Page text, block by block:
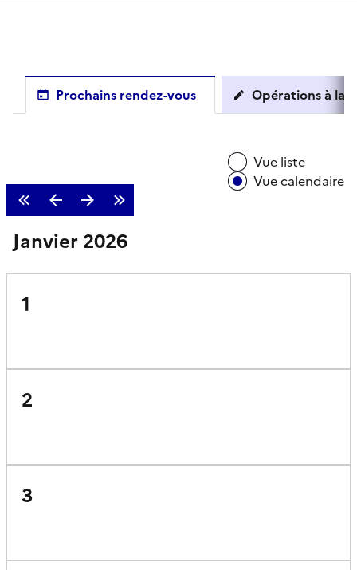
Prochains rendez-vous Opérations à la
Vue liste
Vue calendaire
Janvier 2026
1
2
3